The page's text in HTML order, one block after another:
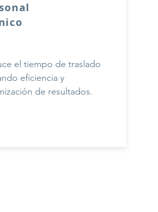
el tiempo de traslado
eficiencia y
de resultados.